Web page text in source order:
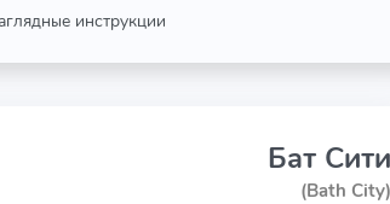
инструкции
Бат Сити
(Bath City)